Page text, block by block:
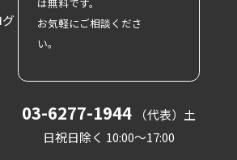
お気軽にご相談くださ
い。
03-6277-1944 （代表） 土
日祝日除く 10:00〜17:00